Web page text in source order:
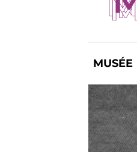
MUSÉE